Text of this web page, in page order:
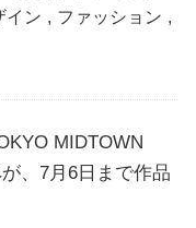
イン , ファッション ,
MIDTOWN
、7月6日まで作品